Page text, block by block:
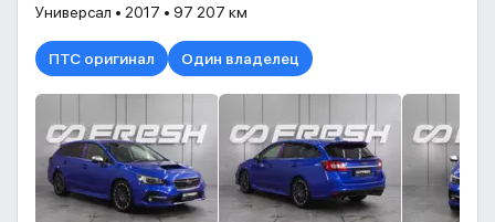
Универсал • 2017 • 97 207 км
ПТС оригинал Один владелец